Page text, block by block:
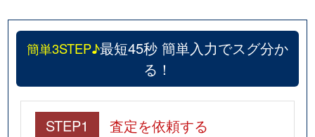
簡単3STEP♪最短45秒 簡単入力でスグ分か
る！
STEP1 査定を依頼する